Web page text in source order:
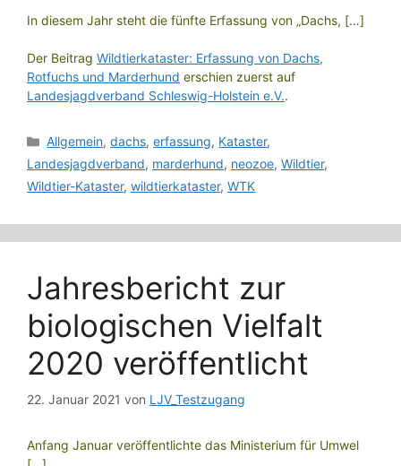
In diesem Jahr steht die fünfte Erfassung von „Dachs, […]
Der Beitrag Wildtierkataster: Erfassung von Dachs,
Rotfuchs und Marderhund erschien zuerst auf
Landesjagdverband Schleswig-Holstein e.V..
Kategorien
Allgemein,dachs,erfassung, Kataster,
Landesjagdverband, marderhund, neozoe, Wildtier,
Wildtier-Kataster, wildtierkataster, WTK
Jahresbericht zur
biologischen Vielfalt
2020 veröffentlicht
22. Januar 2021 von LJV_Testzugang
Anfang Januar veröffentlichte das Ministerium für Umwel